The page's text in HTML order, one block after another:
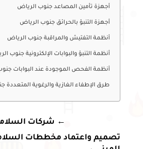
أجهزة تأمين المصاعد جنوب الرياض
أجهزة التنبؤ بالحرائق جنوب الرياض
أنظمة التفتيش والمراقبة جنوب الرياض
أنظمة التنبؤ والبوابات الإلكترونية جنوب
أنظمة الفحص الموجودة عند البوابات
طرق الإطفاء الغازية والرغوية المتعددة
← شركات
تصميم واعتماد مخططات